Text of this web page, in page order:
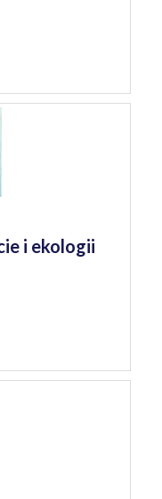
i ekologii